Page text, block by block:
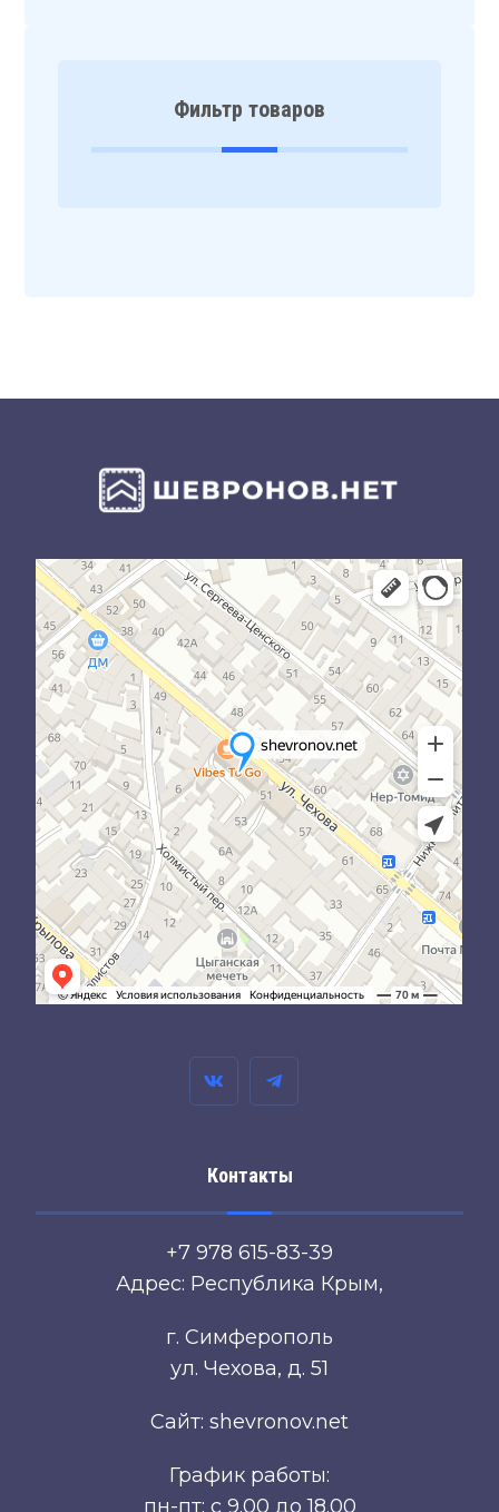
Фильтр товаров
Контакты
+7 978 615-83-39
Адрес: Республика Крым,
г. Симферополь
ул. Чехова, д. 51
Сайт: shevronov.net
График работы:
пн-пт: с 9.00 до 18.00